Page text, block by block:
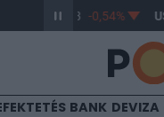
363,43 -0,54%
BANK DEVIZA